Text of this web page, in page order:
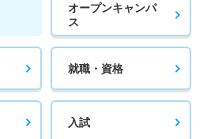
オープンキャンパ
ス
就職・資格
入試